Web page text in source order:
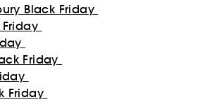
Black Friday
Friday
Friday